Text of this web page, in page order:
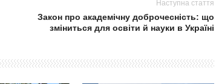
Наступна стаття
Закон про академічну доброчесність: що
зміниться для освіти й науки в Україні